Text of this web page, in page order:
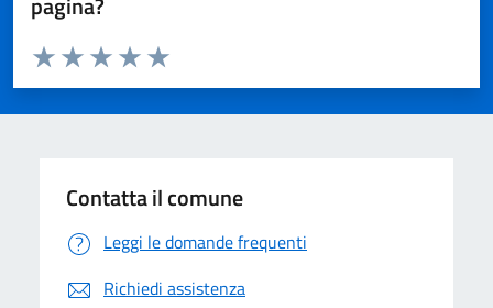
Domanda
Valuta da 1 a 5 stelle la pagina
Valuta 5 stelle su 5
Valuta 4 stelle su 5
Valuta 3 stelle su 5
Valuta 2 stelle su 5
Valuta 1 stelle su 5
Contatta il comune
Leggi le domande frequenti
Richiedi assistenza